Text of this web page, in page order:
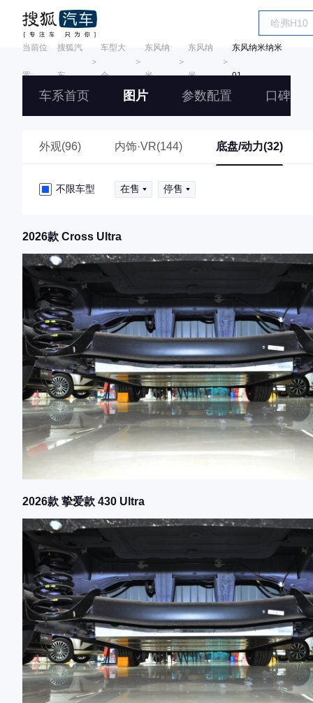
当前位
置:
搜狐汽
车
＞
车型大
全
＞
东风纳
米
＞
东风纳
米
＞
东风纳米纳米
01
车系首页 图片 参数配置 口碑
外观(96) 内饰·VR(144) 底盘/动力(32)
不限车型 在售 停售
2026款 Cross Ultra
2026款 挚爱款 430 Ultra